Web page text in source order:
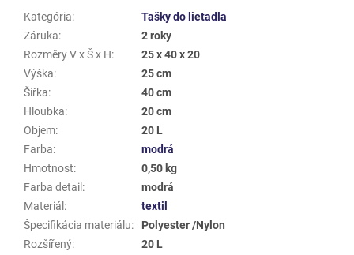
Kategória:
Tašky do lietadla
Záruka:
2 roky
Rozměry V x Š x H:
25 x 40 x 20
Výška:
25 cm
Šířka:
40 cm
Hloubka:
20 cm
Objem:
20 L
Farba:
modrá
Hmotnost:
0,50 kg
Farba detail :
modrá
Materiál :
textil
Špecifikácia materiálu:
Polyester /Nylon
Rozšířený:
20 L